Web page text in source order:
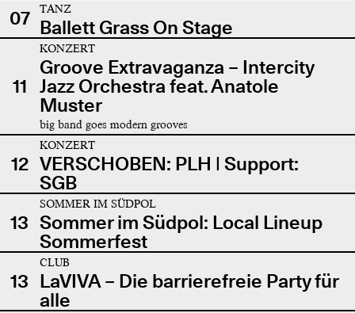
07
TANZ
Ballett Grass On Stage
11
KONZERT
Groove Extravaganza – Intercity
Jazz Orchestra feat. Anatole
Muster
big band goes modern grooves
12
KONZERT
VERSCHOBEN: PLH | Support:
SGB
13
SOMMER IM SÜDPOL
Sommer im Südpol: Local Lineup
Sommerfest
13
CLUB
LaVIVA – Die barrierefreie Party für
alle